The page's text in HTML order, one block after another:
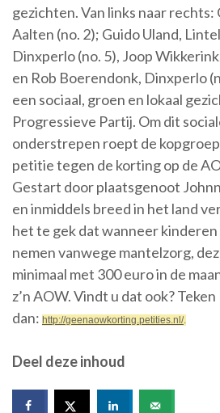
gezichten. Van links naar
Aalten (no. 2); Guido Uland,
Dinxperlo (no. 5), Joop
en Rob Boerendonk, Dinxperlo
een sociaal, groen en lokaal
Progressieve Partij. Om dit
onderstrepen roept de kopgroep
petitie tegen de korting op de
Gestart door plaatsgenoot
en inmiddels breed in het land
het te gek dat wanneer kinderen
nemen vanwege mantelzorg,
minimaal met 300 euro in de
z’n AOW. Vindt u dat ook? Teken
dan: http://geenaowkorting.petities.nl/
Deel deze inhoud